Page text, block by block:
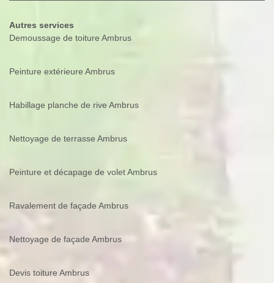
Autres services
Demoussage de toiture Ambrus
Peinture extérieure Ambrus
Habillage planche de rive Ambrus
Nettoyage de terrasse Ambrus
Peinture et décapage de volet Ambrus
Ravalement de façade Ambrus
Nettoyage de façade Ambrus
Devis toiture Ambrus